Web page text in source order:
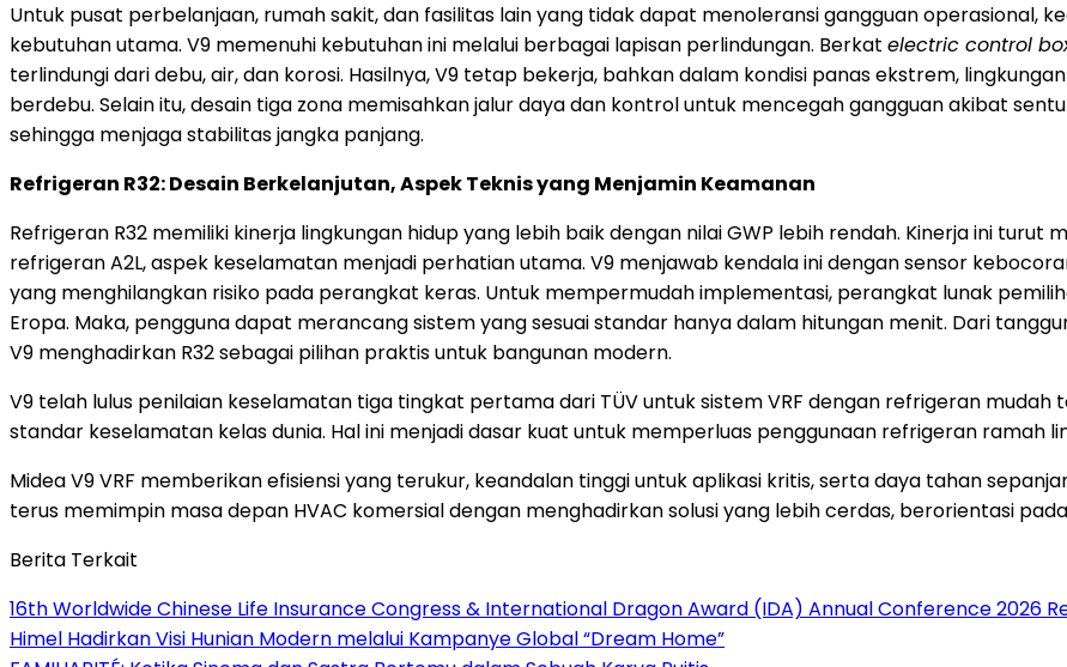
Untuk pusat perbelanjaan, rumah sakit, dan fasilitas lain yang tidak dapat menoleransi gangguan operasional,
kebutuhan utama. V9 memenuhi kebutuhan ini melalui berbagai lapisan perlindungan. Berkat electric control
terlindungi dari debu, air, dan korosi. Hasilnya, V9 tetap bekerja, bahkan dalam kondisi panas ekstrem,
berdebu. Selain itu, desain tiga zona memisahkan jalur daya dan kontrol untuk mencegah gangguan akibat
sehingga menjaga stabilitas jangka panjang.
Refrigeran R32: Desain Berkelanjutan, Aspek Teknis yang Menjamin Keamanan
Refrigeran R32 memiliki kinerja lingkungan hidup yang lebih baik dengan nilai GWP lebih rendah. Kinerja ini
refrigeran A2L, aspek keselamatan menjadi perhatian utama. V9 menjawab kendala ini dengan sensor
yang menghilangkan risiko pada perangkat keras. Untuk mempermudah implementasi, perangkat lunak
Eropa. Maka, pengguna dapat merancang sistem yang sesuai standar hanya dalam hitungan menit. Dari
V9 menghadirkan R32 sebagai pilihan praktis untuk bangunan modern.
V9 telah lulus penilaian keselamatan tiga tingkat pertama dari TÜV untuk sistem VRF dengan refrigeran
standar keselamatan kelas dunia. Hal ini menjadi dasar kuat untuk memperluas penggunaan refrigeran ramah
Midea V9 VRF memberikan efisiensi yang terukur, keandalan tinggi untuk aplikasi kritis, serta daya tahan
terus memimpin masa depan HVAC komersial dengan menghadirkan solusi yang lebih cerdas, berorientasi
Berita Terkait
16th Worldwide Chinese Life Insurance Congress & International Dragon Award (IDA) Annual Conference 2026
Himel Hadirkan Visi Hunian Modern melalui Kampanye Global “Dream Home”